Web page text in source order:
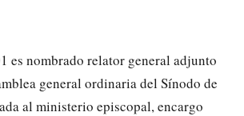
es nombrado relator general adjunto
general ordinaria del Sínodo de
al ministerio episcopal, encargo